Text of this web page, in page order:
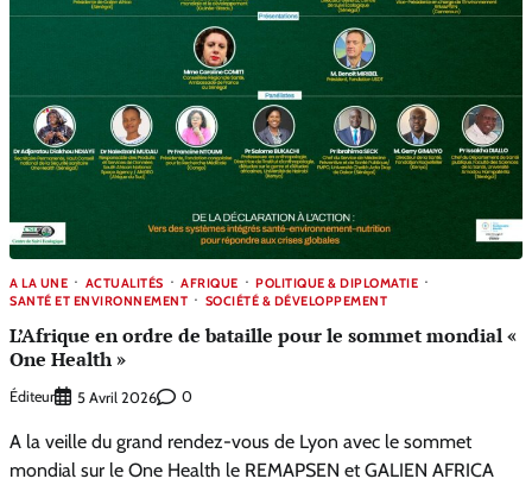
A LA UNE ACTUALITÉS AFRIQUE
POLITIQUE & DIPLOMATIE
SANTÉ ET ENVIRONNEMENT
SOCIÉTÉ & DÉVELOPPEMENT
L’Afrique en ordre de bataille pour le sommet mondial «
One Health »
Éditeur 5 Avril 2026 0
A la veille du grand rendez-vous de Lyon avec le sommet
mondial sur le One Health le REMAPSEN et GALIEN AFRICA